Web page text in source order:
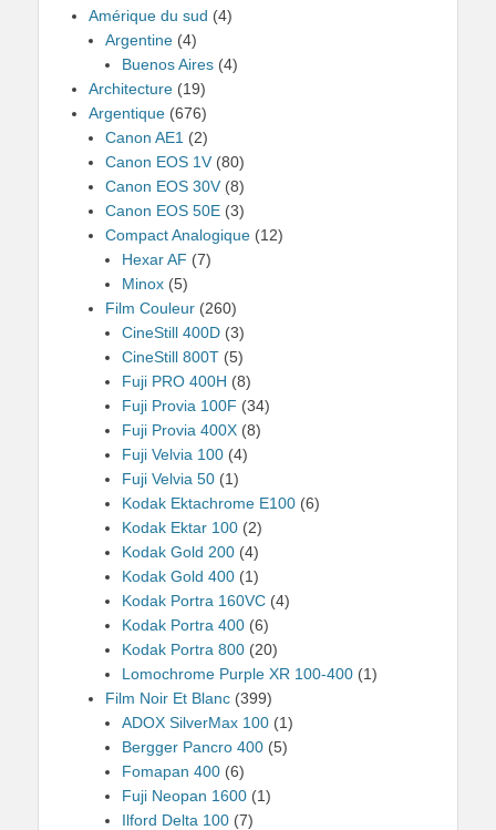
Amérique du sud (4)
Argentine (4)
Buenos Aires (4)
Architecture (19)
Argentique (676)
Canon AE1 (2)
Canon EOS 1V (80)
Canon EOS 30V (8)
Canon EOS 50E (3)
Compact Analogique (12)
Hexar AF (7)
Minox (5)
Film Couleur (260)
CineStill 400D (3)
CineStill 800T (5)
Fuji PRO 400H (8)
Fuji Provia 100F (34)
Fuji Provia 400X (8)
Fuji Velvia 100 (4)
Fuji Velvia 50 (1)
Kodak Ektachrome E100 (6)
Kodak Ektar 100 (2)
Kodak Gold 200 (4)
Kodak Gold 400 (1)
Kodak Portra 160VC (4)
Kodak Portra 400 (6)
Kodak Portra 800 (20)
Lomochrome Purple XR 100-400 (1)
Film Noir Et Blanc (399)
ADOX SilverMax 100 (1)
Bergger Pancro 400 (5)
Fomapan 400 (6)
Fuji Neopan 1600 (1)
Ilford Delta 100 (7)